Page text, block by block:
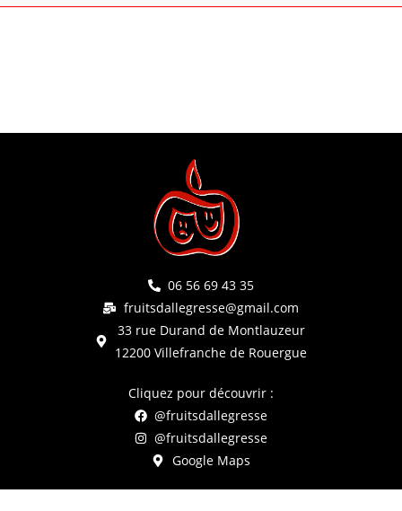
06 56 69 43 35
fruitsdallegresse@gmail.com
33 rue Durand de Montlauzeur
12200 Villefranche de Rouergue
Cliquez pour découvrir :
@fruitsdallegresse
@fruitsdallegresse
Google Maps